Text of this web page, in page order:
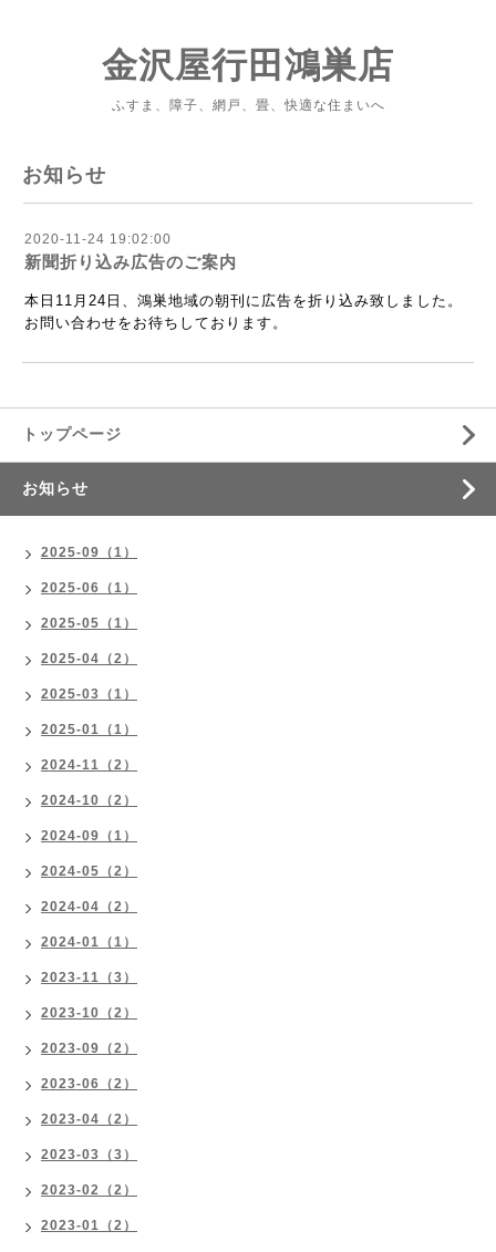
金沢屋行田鴻巣店
ふすま、障子、網戸、畳、快適な住まいへ
お知らせ
2020-11-24 19:02:00
新聞折り込み広告のご案内
本日11月24日、鴻巣地域の朝刊に広告を折り込み致しました。
お問い合わせをお待ちしております。
トップページ
お知らせ
2025-09（1）
2025-06（1）
2025-05（1）
2025-04（2）
2025-03（1）
2025-01（1）
2024-11（2）
2024-10（2）
2024-09（1）
2024-05（2）
2024-04（2）
2024-01（1）
2023-11（3）
2023-10（2）
2023-09（2）
2023-06（2）
2023-04（2）
2023-03（3）
2023-02（2）
2023-01（2）